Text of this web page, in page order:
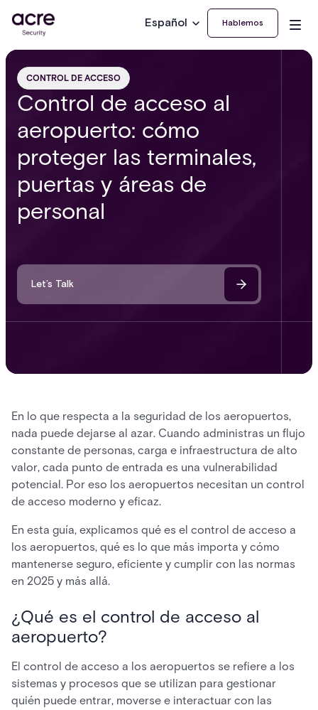
Español Hablemos
CONTROL DE ACCESO
Control de acceso al
aeropuerto: cómo
proteger las terminales,
puertas y áreas de
personal
Let’s Talk
En lo que respecta a la seguridad de los aeropuertos,
nada puede dejarse al azar. Cuando administras un flujo
constante de personas, carga e infraestructura de alto
valor, cada punto de entrada es una vulnerabilidad
potencial. Por eso los aeropuertos necesitan un control
de acceso moderno y eficaz.
En esta guía, explicamos qué es el control de acceso a
los aeropuertos, qué es lo que más importa y cómo
mantenerse seguro, eficiente y cumplir con las normas
en 2025 y más allá.
¿Qué es el control de acceso al
aeropuerto?
El control de acceso a los aeropuertos se refiere a los
sistemas y procesos que se utilizan para gestionar
quién puede entrar, moverse e interactuar con las